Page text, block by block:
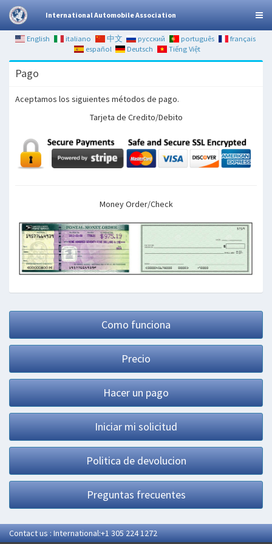
International Automobile Association
English italiano 中文 русский português
français
español
Deutsch Tiếng Việt
Pago
Aceptamos los siguientes métodos de pago.
Tarjeta de Credito/Debito
Money Order/Check
Como funciona
Precio
Hacer un pago
Iniciar mi solicitud
Politica de devolucion
Preguntas frecuentes
Contact us : International:+1 305 224 1272